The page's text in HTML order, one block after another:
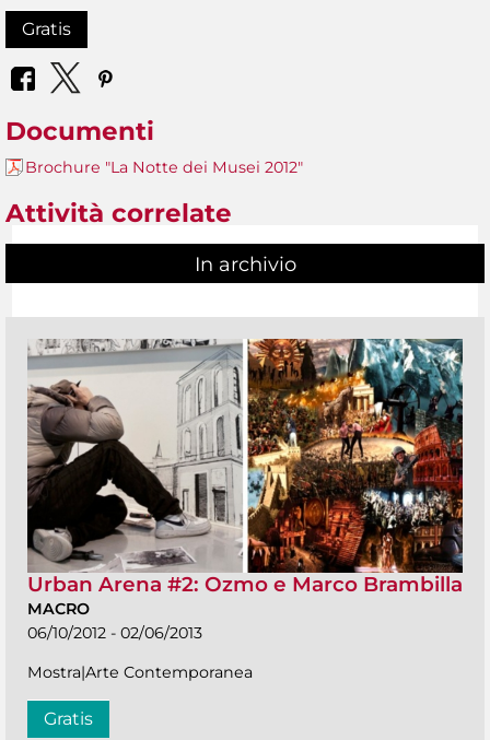
Gratis
Documenti
Brochure "La Notte dei Musei 2012"
Attività correlate
In archivio
Urban Arena #2: Ozmo e Marco Brambilla
MACRO
06/10/2012 - 02/06/2013
Mostra|Arte Contemporanea
Gratis